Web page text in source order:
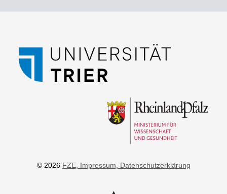
© 2026 FZE, Impressum , Datenschutzerklärung